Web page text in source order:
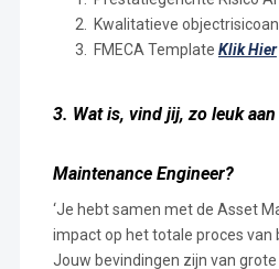
Kwalitatieve
FMECA Template Klik Hier
3. Wat is, vind jij, zo leuk
Maintenance Engineer?
‘Je hebt samen met de Asset
impact op het totale proces van
Jouw bevindingen zijn van